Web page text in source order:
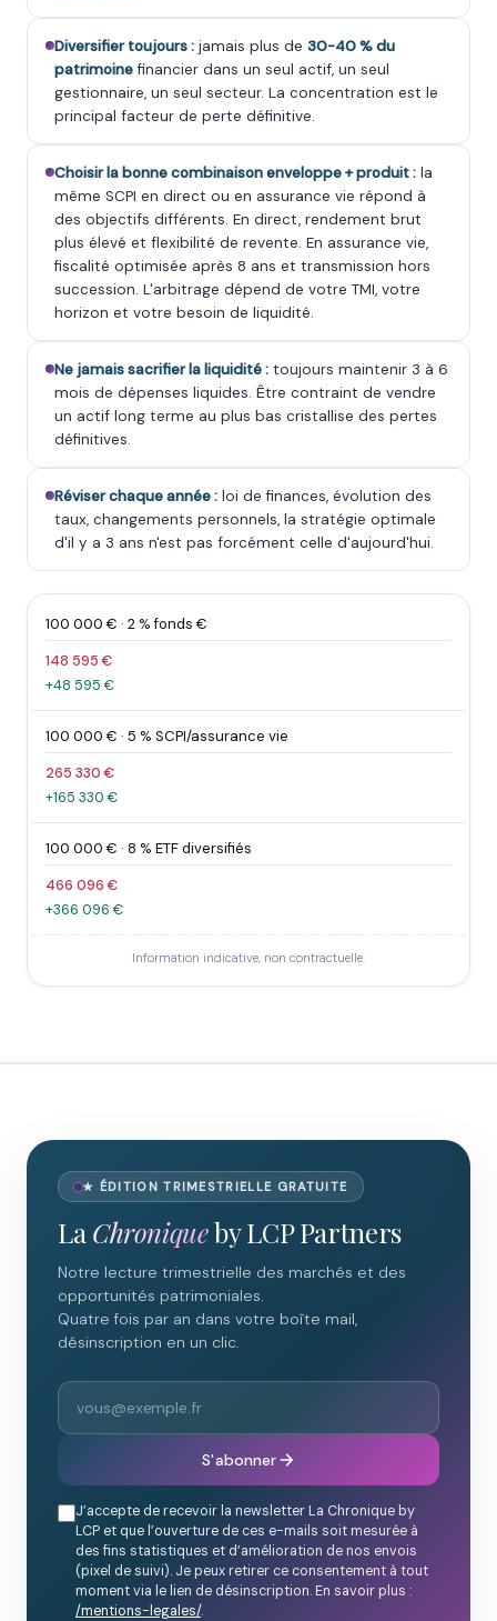
Diversifier toujours : jamais plus de 30-40 % du
patrimoinefinancier dans un seul actif, un seul
gestionnaire, un seul secteur. La concentration est le
principal facteur de perte définitive.
Choisir la bonne combinaison enveloppe + produit : la
même SCPI en direct ou en assurance vie répond à
des objectifs différents. En direct, rendement brut
plus élevé et flexibilité de revente. En assurance vie,
fiscalité optimisée après 8 ans et transmission hors
succession. L'arbitrage dépend de votre TMI, votre
horizon et votre besoin de liquidité.
Ne jamais sacrifier la liquidité : toujours maintenir 3 à 6
mois de dépenses liquides. Être contraint de vendre
un actif long terme au plus bas cristallise des pertes
définitives.
Réviser chaque année : loi de finances, évolution des
taux, changements personnels, la stratégie optimale
d'il y a 3 ans n'est pas forcément celle d'aujourd'hui.
100 000 € · 2 % fonds €
148 595 €
+48 595 €
100 000 € · 5 % SCPI/assurance vie
265 330 €
+165 330 €
100 000 € · 8 % ETF diversifiés
466 096 €
+366 096 €
Information indicative, non contractuelle.
★ ÉDITION TRIMESTRIELLE GRATUITE
La Chroniqueby LCP Partners
Notre lecture trimestrielle des marchés et des
opportunités patrimoniales.
Quatre fois par an dans votre boîte mail,
désinscription en un clic.
S'abonner
J’accepte de recevoir la newsletter La Chronique by
LCP et que l’ouverture de ces e-mails soit mesurée à
des fins statistiques et d’amélioration de nos envois
(pixel de suivi). Je peux retirer ce consentement à tout
moment via le lien de désinscription. En savoir plus :
/mentions-legales/.